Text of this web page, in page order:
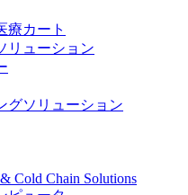
療カート
リューション
グソリューション
Cold Chain Solutions